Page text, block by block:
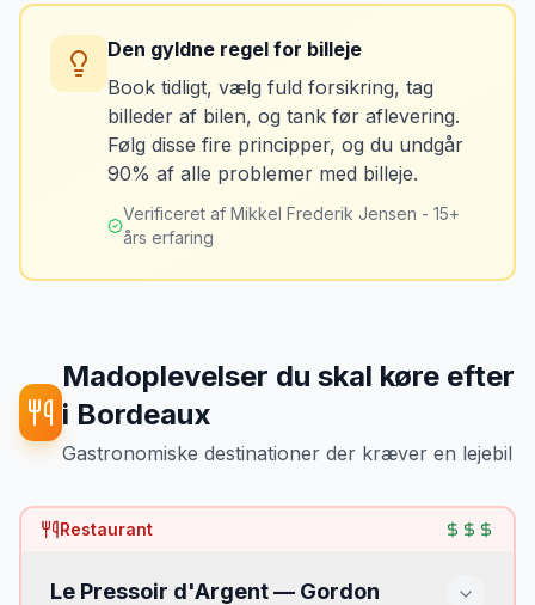
uge og sparer tid og besvær.
var der før du fik bilen.
Tag billeder af ALLE ridser, buler og
skader - selv de mindste. Tag også
billeder af kilometerstanden og
brændstofmåleren.
vinkler ved afhentning. Det har reddet
mig fra falske skadeskrav to gange.”
Den gyldne regel for billeje
Book tidligt, vælg fuld forsikring, tag
billeder af bilen, og tank før aflevering.
Følg disse fire principper, og du undgår
90% af alle problemer med billeje.
Verificeret af Mikkel Frederik Jensen - 15+
års erfaring
Madoplevelser du skal køre efter
i Bordeaux
Gastronomiske destinationer der kræver en lejebil
Restaurant
Le Pressoir d'Argent — Gordon